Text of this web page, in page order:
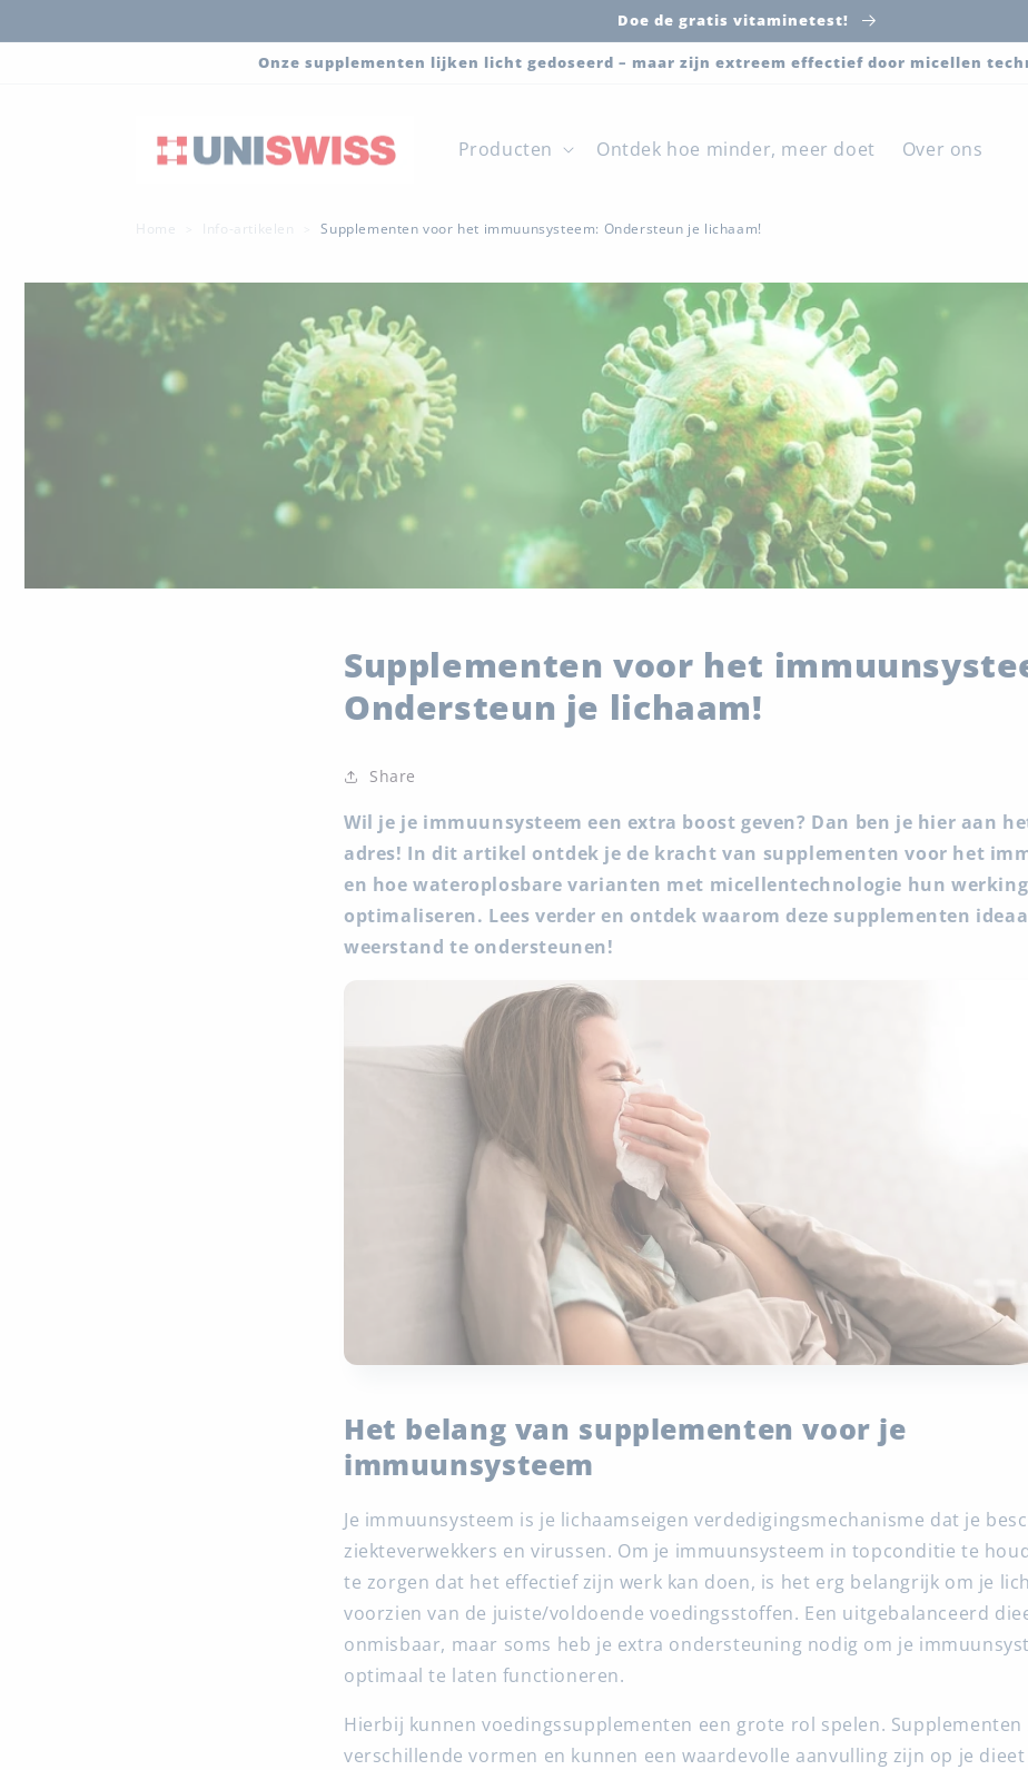
content
Doe de gratis vitaminetest!
Onze supplementen lijken licht gedoseerd – maar zijn extreem effectief door micellen
Producten Ontdek hoe minder, meer doet Over ons
Home Info-artikelen Supplementen voor het immuunsysteem: Ondersteun je lichaam!
Supplementen voor het
Ondersteun je lichaam!
Share
Wil je je immuunsysteem een extra boost geven? Dan ben je hier aan
adres! In dit artikel ontdek je de kracht van supplementen voor het
en hoe wateroplosbare varianten met micellentechnologie hun
optimaliseren. Lees verder en ontdek waarom deze supplementen
weerstand te ondersteunen!
Het belang van supplementen voor je
immuunsysteem
Je immuunsysteem is je lichaamseigen verdedigingsmechanisme dat je
ziekteverwekkers en virussen. Om je immuunsysteem in topconditie te
te zorgen dat het effectief zijn werk kan doen, is het erg belangrijk om je
voorzien van de juiste/voldoende voedingsstoffen. Een uitgebalanceerd
onmisbaar, maar soms heb je extra ondersteuning nodig om je
optimaal te laten functioneren.
Hierbij kunnen voedingssupplementen een grote rol spelen. Supplementen
verschillende vormen en kunnen een waardevolle aanvulling zijn op je dieet